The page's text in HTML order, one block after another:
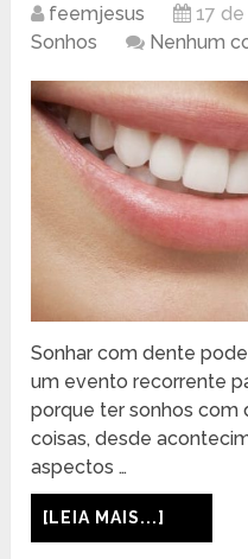
feemjesus
17
Sonhos
Nenhum
Sonhar com dente
um evento recorrente
porque ter sonhos com
coisas, desde
aspectos …
[LEIA MAIS...]